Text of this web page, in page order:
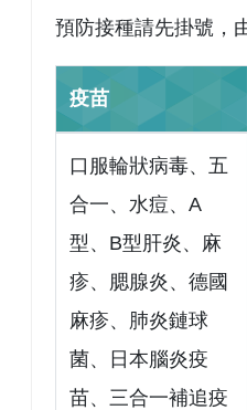
預防接種請先掛號，
疫苗
口服輪狀病毒、五
合一、水痘、A
型、B型肝炎、麻
疹、腮腺炎、德國
麻疹、肺炎鏈球
菌、日本腦炎疫
苗、三合一補追疫